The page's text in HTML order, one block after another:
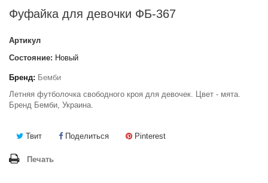
Фуфайка для девочки ФБ-367
Артикул
Состояние: Новый
Бренд: Бемби
Летняя футболочка свободного кроя для девочек. Цвет - мята.
Бренд Бемби, Украина.
Твит Поделиться Pinterest
Печать